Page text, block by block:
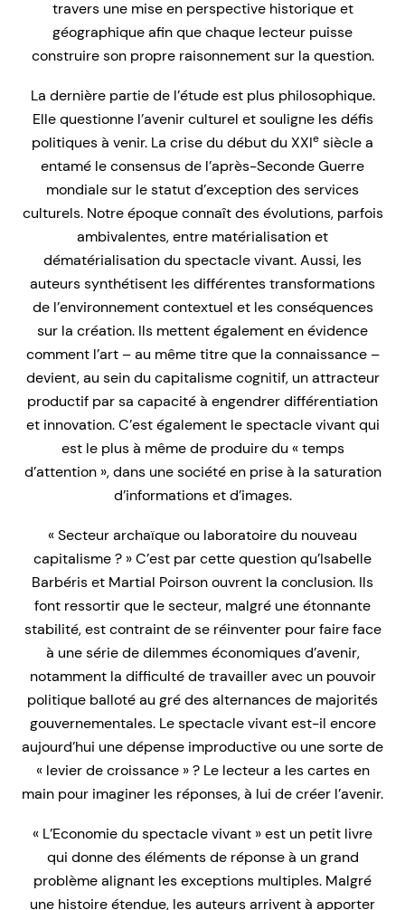
travers une mise en perspective historique et
géographique afin que chaque lecteur puisse
construire son propre raisonnement sur la question.
La dernière partie de l’étude est plus philosophique.
Elle questionne l’avenir culturel et souligne les défis
politiques à venir. La crise du début du XXIe siècle a
entamé le consensus de l’après-Seconde Guerre
mondiale sur le statut d’exception des services
culturels. Notre époque connaît des évolutions, parfois
ambivalentes, entre matérialisation et
dématérialisation du spectacle vivant. Aussi, les
auteurs synthétisent les différentes transformations
de l’environnement contextuel et les conséquences
sur la création. Ils mettent également en évidence
comment l’art – au même titre que la connaissance –
devient, au sein du capitalisme cognitif, un attracteur
productif par sa capacité à engendrer différentiation
et innovation. C’est également le spectacle vivant qui
est le plus à même de produire du « temps
d’attention », dans une société en prise à la saturation
d’informations et d’images.
« Secteur archaïque ou laboratoire du nouveau
capitalisme ? » C’est par cette question qu’Isabelle
Barbéris et Martial Poirson ouvrent la conclusion. Ils
font ressortir que le secteur, malgré une étonnante
stabilité, est contraint de se réinventer pour faire face
à une série de dilemmes économiques d’avenir,
notamment la difficulté de travailler avec un pouvoir
politique balloté au gré des alternances de majorités
gouvernementales. Le spectacle vivant est-il encore
aujourd’hui une dépense improductive ou une sorte de
« levier de croissance » ? Le lecteur a les cartes en
main pour imaginer les réponses, à lui de créer l’avenir.
« L’Economie du spectacle vivant » est un petit livre
qui donne des éléments de réponse à un grand
problème alignant les exceptions multiples. Malgré
une histoire étendue, les auteurs arrivent à apporter